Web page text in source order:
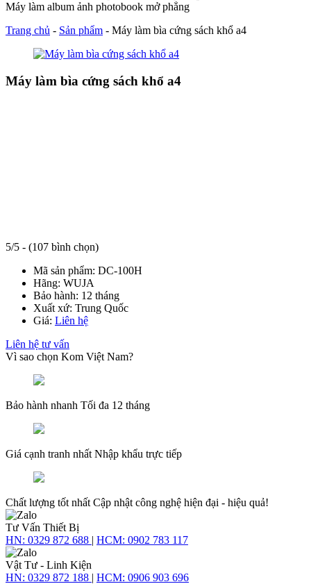
Máy làm album ảnh photobook mở phẳng
Trang chủ - Sản phẩm - Máy làm bìa cứng sách khổ a4
Máy làm bìa cứng sách khổ a4
5/5 - (107 bình chọn)
Mã sản phẩm: DC-100H
Hãng: WUJA
Bảo hành: 12 tháng
Xuất xứ: Trung Quốc
Giá: Liên hệ
Liên hệ tư vấn
Vì sao chọn Kom Việt Nam?
Bảo hành nhanh Tối đa 12 tháng
Giá cạnh tranh nhất Nhập khẩu trực tiếp
Chất lượng tốt nhất Cập nhật công nghệ hiện đại - hiệu quả!
Tư Vấn Thiết Bị
HN: 0329 872 688 | HCM: 0902 783 117
Vật Tư - Linh Kiện
HN: 0329 872 188 | HCM: 0906 903 696